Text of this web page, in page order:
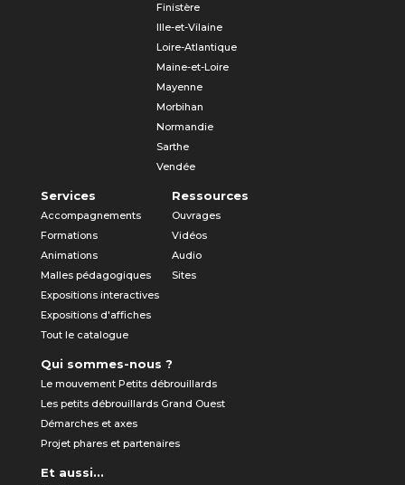
Finistère
Ille-et-Vilaine
Loire-Atlantique
Maine-et-Loire
Mayenne
Morbihan
Normandie
Sarthe
Vendée
Services
Accompagnements
Formations
Animations
Malles pédagogiques
Expositions interactives
Expositions d'affiches
Tout le catalogue
Ressources
Ouvrages
Vidéos
Audio
Sites
Qui sommes-nous ?
Le mouvement Petits débrouillards
Les petits débrouillards Grand Ouest
Démarches et axes
Projet phares et partenaires
Et aussi...